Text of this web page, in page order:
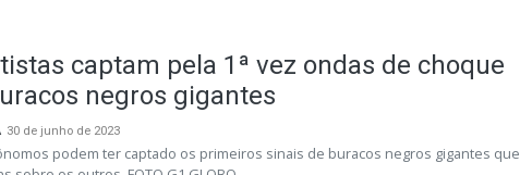
captam pela 1ª vez ondas de choque
negros gigantes
30 de junho de 2023
podem ter captado os primeiros sinais de buracos negros gigantes que